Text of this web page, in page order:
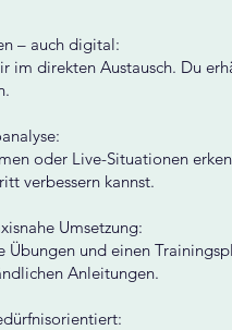
– auch digital:
im direkten Austausch. Du
oder Live-Situationen
verbessern kannst.
Umsetzung:
Übungen und einen
Anleitungen.